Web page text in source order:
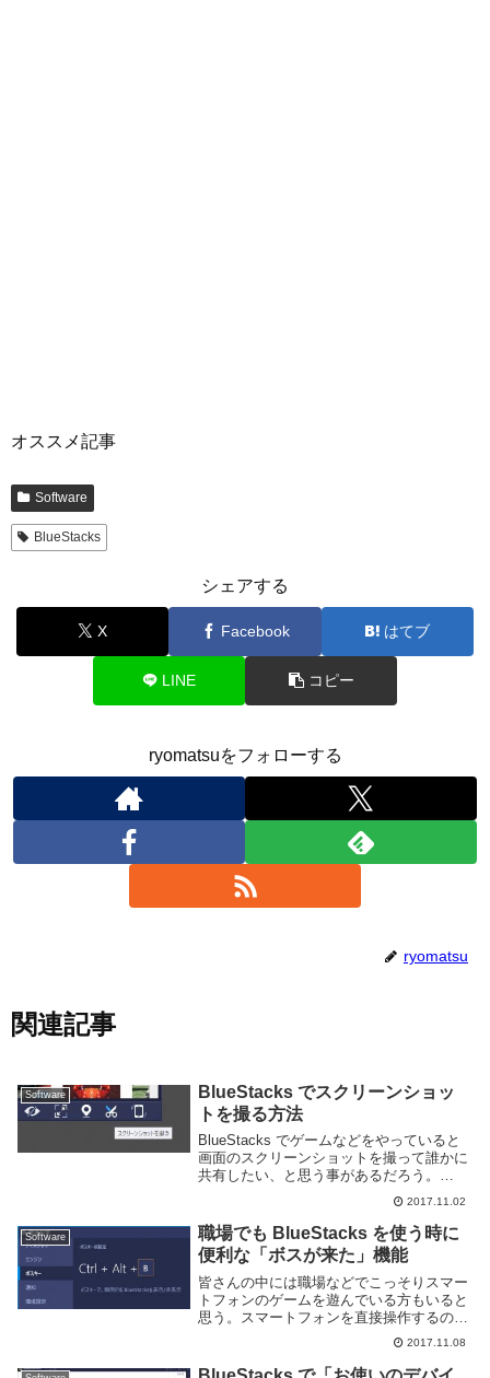
オススメ記事
Software
BlueStacks
シェアする
X Facebook はてブ
LINE コピー
ryomatsuをフォローする
ryomatsu
関連記事
Software
BlueStacks でスクリーンショッ
トを撮る方法
BlueStacks でゲームなどをやっていると
画面のスクリーンショットを撮って誰かに
共有したい、と思う事があるだろう。
BlueStacks ではとても簡単にスクリーン
ショットを撮り、Windows でその画像を
利用する事ができる。Blue...
2017.11.02
Software
職場でも BlueStacks を使う時に
便利な「ボスが来た」機能
皆さんの中には職場などでこっそりスマー
トフォンのゲームを遊んでいる方もいると
思う。スマートフォンを直接操作するのも
良いが、それよりは BlueStacks などを利
用してコンピューターで動作させる事でよ
り仕事をしているように見える為、同僚
2017.11.08